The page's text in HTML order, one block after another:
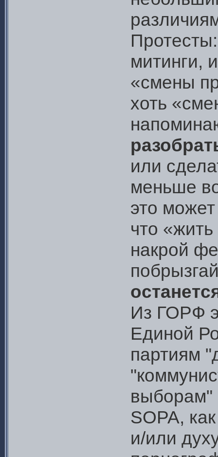
митинги,
«смены
хоть
или
меньше
это
что
накрой
Из ГОРФ
Единой
партиям
выборам"
SOPA,
и/или